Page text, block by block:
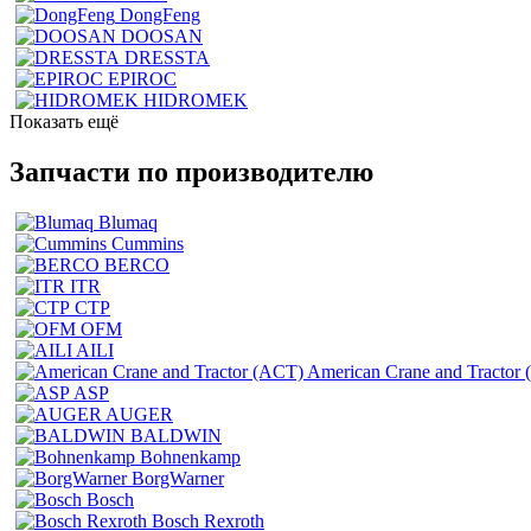
DongFeng
DOOSAN
DRESSTA
EPIROC
HIDROMEK
Показать ещё
Запчасти по производителю
Blumaq
Cummins
BERCO
ITR
CTP
OFM
AILI
American Crane and Tractor
ASP
AUGER
BALDWIN
Bohnenkamp
BorgWarner
Bosch
Bosch Rexroth